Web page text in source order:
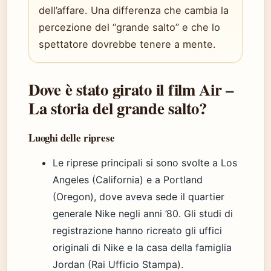
dell’affare. Una differenza che cambia la
percezione del “grande salto” e che lo
spettatore dovrebbe tenere a mente.
Dove è stato girato il film Air –
La storia del grande salto?
Luoghi delle riprese
Le riprese principali si sono svolte a Los
Angeles (California) e a Portland
(Oregon), dove aveva sede il quartier
generale Nike negli anni ’80. Gli studi di
registrazione hanno ricreato gli uffici
originali di Nike e la casa della famiglia
Jordan (Rai Ufficio Stampa).